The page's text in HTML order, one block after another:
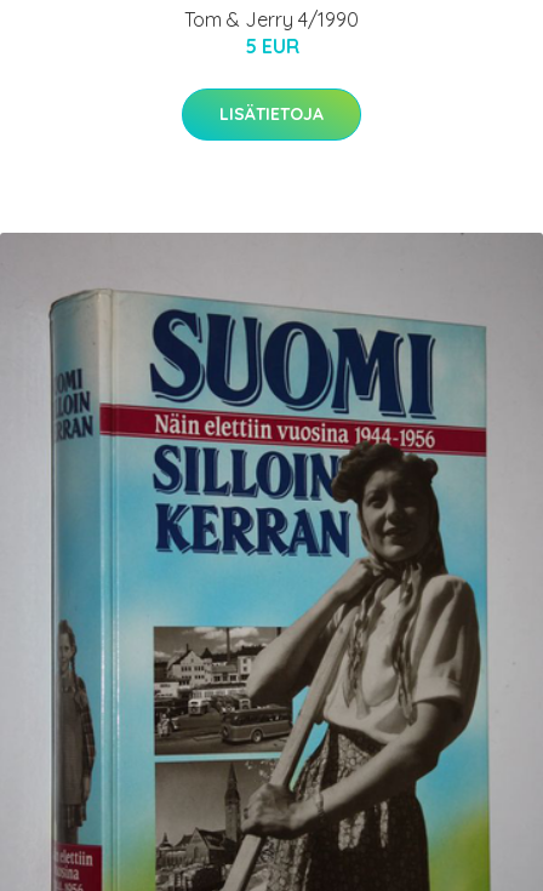
Tom & Jerry 4/1990
5 EUR
LISÄTIETOJA